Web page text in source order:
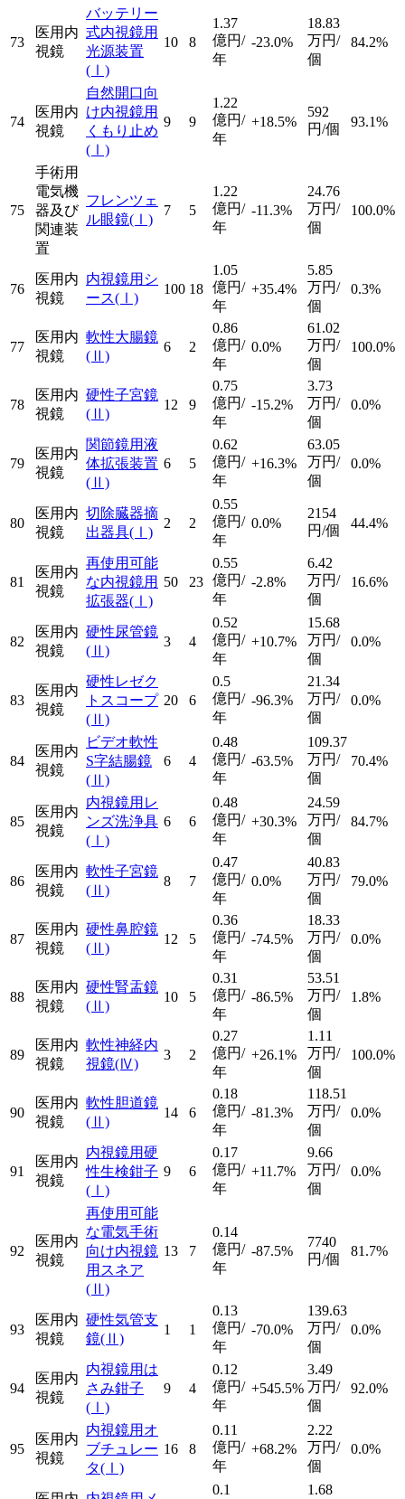
73
医用内
視鏡
バッテリー
式内視鏡用
光源装置
(Ⅰ)
10 8
1.37
億円/
年
-23.0%
18.83
万円/
個
84.2%
74
医用内
視鏡
自然開口向
け内視鏡用
くもり止め
(Ⅰ)
9 9
1.22
億円/
年
+18.5%
592
円/個
93.1%
75
手術用
電気機
器及び
関連装
置
フレンツェ
ル眼鏡(Ⅰ)
7 5
1.22
億円/
年
-11.3%
24.76
万円/
個
100.0%
76
医用内
視鏡
内視鏡用シ
ース(Ⅰ)
100 18
1.05
億円/
年
+35.4%
5.85
万円/
個
0.3%
77
医用内
視鏡
軟性大腸鏡
(Ⅱ)
6 2
0.86
億円/
年
0.0%
61.02
万円/
個
100.0%
78
医用内
視鏡
硬性子宮鏡
(Ⅱ)
12 9
0.75
億円/
年
-15.2%
3.73
万円/
個
0.0%
79
医用内
視鏡
関節鏡用液
体拡張装置
(Ⅱ)
6 5
0.62
億円/
年
+16.3%
63.05
万円/
個
0.0%
80
医用内
視鏡
切除臓器摘
出器具(Ⅰ)
2 2
0.55
億円/
年
0.0%
2154
円/個
44.4%
81
医用内
視鏡
再使用可能
な内視鏡用
拡張器(Ⅰ)
50 23
0.55
億円/
年
-2.8%
6.42
万円/
個
16.6%
82
医用内
視鏡
硬性尿管鏡
(Ⅱ)
3 4
0.52
億円/
年
+10.7%
15.68
万円/
個
0.0%
83
医用内
視鏡
硬性レゼク
トスコープ
(Ⅱ)
20 6
0.5
億円/
年
-96.3%
21.34
万円/
個
0.0%
84
医用内
視鏡
ビデオ軟性
S字結腸鏡
(Ⅱ)
6 4
0.48
億円/
年
-63.5%
109.37
万円/
個
70.4%
85
医用内
視鏡
内視鏡用レ
ンズ洗浄具
(Ⅰ)
6 6
0.48
億円/
年
+30.3%
24.59
万円/
個
84.7%
86
医用内
視鏡
軟性子宮鏡
(Ⅱ)
8 7
0.47
億円/
年
0.0%
40.83
万円/
個
79.0%
87
医用内
視鏡
硬性鼻腔鏡
(Ⅱ)
12 5
0.36
億円/
年
-74.5%
18.33
万円/
個
0.0%
88
医用内
視鏡
硬性腎盂鏡
(Ⅱ)
10 5
0.31
億円/
年
-86.5%
53.51
万円/
個
1.8%
89
医用内
視鏡
軟性神経内
視鏡(Ⅳ)
3 2
0.27
億円/
年
+26.1%
1.11
万円/
個
100.0%
90
医用内
視鏡
軟性胆道鏡
(Ⅱ)
14 6
0.18
億円/
年
-81.3%
118.51
万円/
個
0.0%
91
医用内
視鏡
内視鏡用硬
性生検鉗子
(Ⅰ)
9 6
0.17
億円/
年
+11.7%
9.66
万円/
個
0.0%
92
医用内
視鏡
再使用可能
な電気手術
向け内視鏡
用スネア
(Ⅱ)
13 7
0.14
億円/
年
-87.5%
7740
円/個
81.7%
93
医用内
視鏡
硬性気管支
鏡(Ⅱ)
1 1
0.13
億円/
年
-70.0%
139.63
万円/
個
0.0%
94
医用内
視鏡
内視鏡用は
さみ鉗子
(Ⅰ)
9 4
0.12
億円/
年
+545.5%
3.49
万円/
個
92.0%
95
医用内
視鏡
内視鏡用オ
ブチュレー
タ(Ⅰ)
16 8
0.11
億円/
年
+68.2%
2.22
万円/
個
0.0%
0.1
1.68